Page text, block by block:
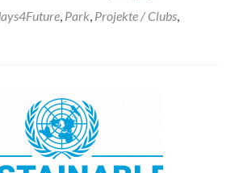
, Park, Projekte / Clubs,